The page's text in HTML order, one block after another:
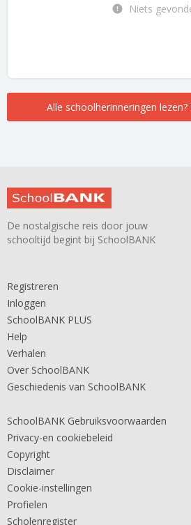
Niets
Alle schoolherinneringen
De nostalgische reis door jouw
schooltijd begint bij SchoolBANK
Registreren
Inloggen
SchoolBANK PLUS
Help
Verhalen
Over SchoolBANK
Geschiedenis van SchoolBANK
SchoolBANK Gebruiksvoorwaarden
Privacy-en cookiebeleid
Copyright
Disclaimer
Cookie-instellingen
Profielen
Scholenregister